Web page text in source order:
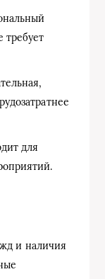
требует
для
и наличия